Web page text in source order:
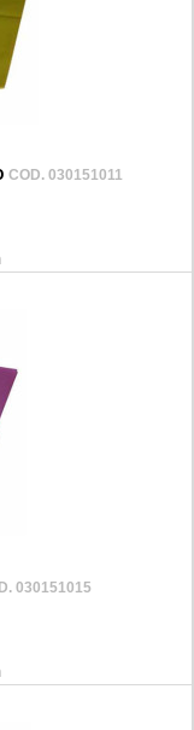
COD. 030151011
030151015